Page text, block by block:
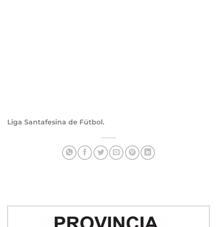
Liga Santafesina de Fútbol.